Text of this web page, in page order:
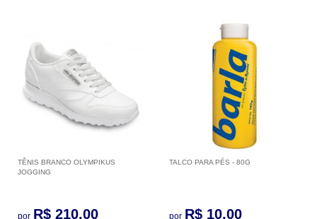
TÊNIS BRANCO OLYMPIKUS
JOGGING
por R$ 210,00
TALCO PARA PÉS - 80G
por R$ 10,00